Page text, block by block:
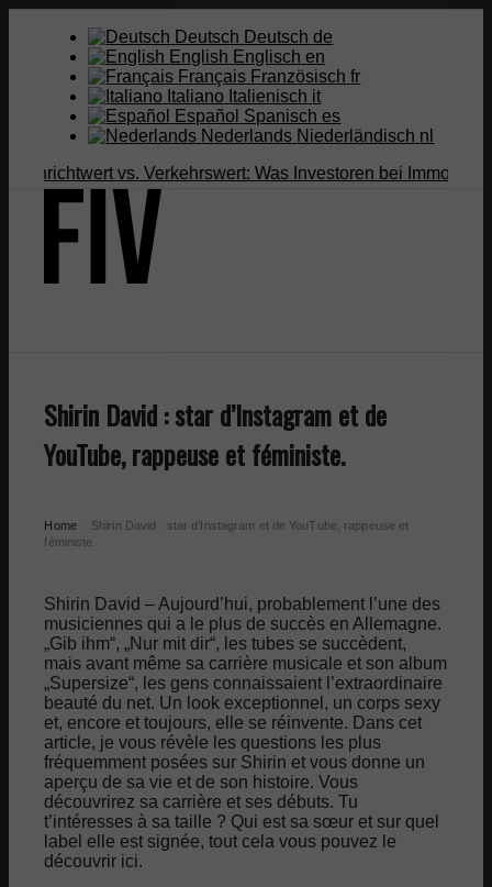
Deutsch Deutsch de
English Englisch en
Français Französisch fr
Italiano Italienisch it
Español Spanisch es
Nederlands Niederländisch nl
vs. Verkehrswert: Was Investoren bei Immobilien...
Menü Menü
Shirin David : star d’Instagram et de
YouTube, rappeuse et féministe.
Home
Shirin David : star d’Instagram et de YouTube, rappeuse et
féministe.
Shirin David – Aujourd’hui, probablement l’une des
musiciennes qui a le plus de succès en Allemagne.
„Gib ihm“, „Nur mit dir“, les tubes se succèdent,
mais avant même sa carrière musicale et son album
„Supersize“, les gens connaissaient l’extraordinaire
beauté du net. Un look exceptionnel, un corps sexy
et, encore et toujours, elle se réinvente. Dans cet
article, je vous révèle les questions les plus
fréquemment posées sur Shirin et vous donne un
aperçu de sa vie et de son histoire. Vous
découvrirez sa carrière et ses débuts. Tu
t’intéresses à sa taille ? Qui est sa sœur et sur quel
label elle est signée, tout cela vous pouvez le
découvrir ici.